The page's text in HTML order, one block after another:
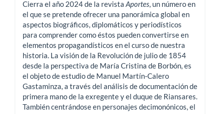
Cierra el año 2024 de la revista Aportes, un número en
el que se pretende ofrecer una panorámica global en
aspectos biográficos, diplomáticos y periodísticos
para comprender como éstos pueden convertirse en
elementos propagandísticos en el curso de nuestra
historia. La visión de la Revolución de julio de 1854
desde la perspectiva de María Cristina de Borbón, es
el objeto de estudio de Manuel Martín-Calero
Gastaminza, a través del análisis de documentación de
primera mano de la exregente y el duque de Riansares.
También centrándose en personajes decimonónicos, el